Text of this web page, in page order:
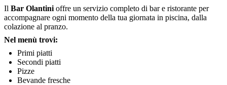
Il Bar Olantini offre un servizio completo di bar e ristorante per
accompagnare ogni momento della tua giornata in piscina, dalla
colazione al pranzo.
Nel menù trovi:
Primi piatti
Secondi piatti
Pizze
Bevande fresche